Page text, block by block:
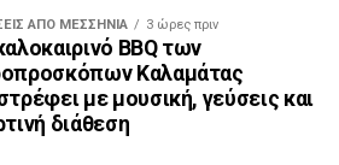
ΑΠΟ ΜΕΣΣΗΝΊΑ 3 ώρες πριν
BBQ των
Καλαμάτας
με μουσική, γεύσεις και
διάθεση